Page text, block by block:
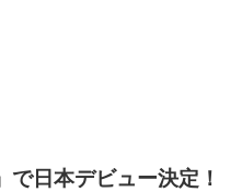
で日本デビュー決定！